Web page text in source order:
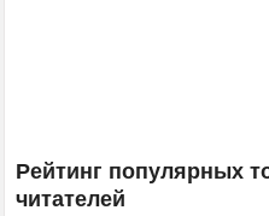
Рейтинг популярных
читателей